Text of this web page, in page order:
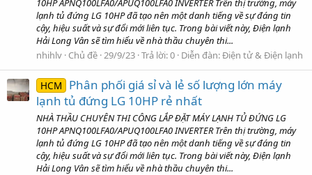
10HP APNQ100LFA0/APUQ100LFA0 INVERTER Trên thị trường, máy
lạnh tủ đứng LG 10HP đã tạo nên một danh tiếng về sự đáng tin
cậy, hiệu suất và sự đổi mới liên tục. Trong bài viết này, Điện lạnh
Hải Long Vân sẽ tìm hiểu về nhà thầu chuyên thi...
nhihlv Chủ đề 29/9/23 Trả lời: 0 Diễn đàn:Điện tử & Điện lạnh
HCM
Phân phối giá sỉ và lẻ số lượng lớn máy
lạnh tủ đứng LG 10HP rẻ nhất
NHÀ THẦU CHUYÊN THI CÔNG LẮP ĐẶT MÁY LẠNH TỦ ĐỨNG LG
10HP APNQ100LFA0/APUQ100LFA0 INVERTER Trên thị trường, máy
lạnh tủ đứng LG 10HP đã tạo nên một danh tiếng về sự đáng tin
cậy, hiệu suất và sự đổi mới liên tục. Trong bài viết này, Điện lạnh
Hải Long Vân sẽ tìm hiểu về nhà thầu chuyên thi...